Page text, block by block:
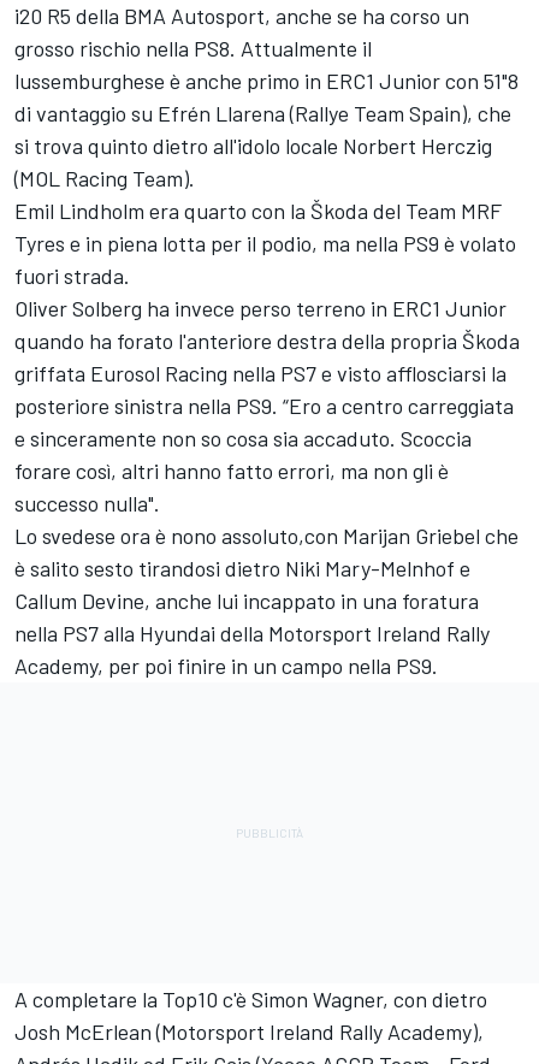
i20 R5 della BMA Autosport, anche se ha corso un
grosso rischio nella PS8. Attualmente il
lussemburghese è anche primo in ERC1 Junior con 51"8
di vantaggio su Efrén Llarena (Rallye Team Spain), che
si trova quinto dietro all'idolo locale Norbert Herczig
(MOL Racing Team).
Emil Lindholm era quarto con la Škoda del Team MRF
Tyres e in piena lotta per il podio, ma nella PS9 è volato
fuori strada.
Oliver Solberg ha invece perso terreno in ERC1 Junior
quando ha forato l'anteriore destra della propria Škoda
griffata Eurosol Racing nella PS7 e visto afflosciarsi la
posteriore sinistra nella PS9. “Ero a centro carreggiata
e sinceramente non so cosa sia accaduto. Scoccia
forare così, altri hanno fatto errori, ma non gli è
successo nulla".
Lo svedese ora è nono assoluto,con Marijan Griebel che
è salito sesto tirandosi dietro Niki Mary-Melnhof e
Callum Devine, anche lui incappato in una foratura
nella PS7 alla Hyundai della Motorsport Ireland Rally
Academy, per poi finire in un campo nella PS9.
A completare la Top10 c'è Simon Wagner, con dietro
Josh McErlean (Motorsport Ireland Rally Academy),